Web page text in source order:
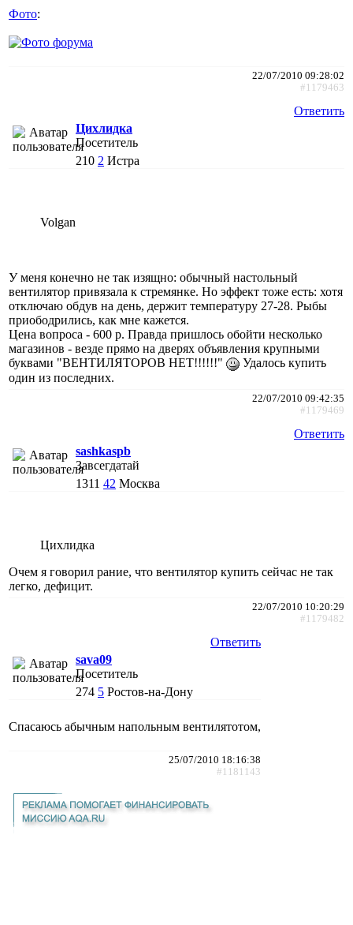
Фото:
22/07/2010 09:28:02
#1179463
Ответить
Цихлидка
Посетитель
210 2 Истра
Volgan
У меня конечно не так изящно: обычный настольный
вентилятор привязала к стремянке. Но эффект тоже есть: хотя
отключаю обдув на день, держит температуру 27-28. Рыбы
приободрились, как мне кажется.
Цена вопроса - 600 р. Правда пришлось обойти несколько
магазинов - везде прямо на дверях объявления крупными
буквами "ВЕНТИЛЯТОРОВ НЕТ!!!!!!"
Удалось купить
один из последних.
22/07/2010 09:42:35
#1179469
Ответить
sashkaspb
Завсегдатай
1311 42 Москва
Цихлидка
Очем я говорил рание, что вентилятор купить сейчас не так
легко, дефицит.
22/07/2010 10:20:29
#1179482
Ответить
sava09
Посетитель
274 5 Ростов-на-Дону
Спасаюсь абычным напольным вентилятотом,
25/07/2010 18:16:38
#1181143